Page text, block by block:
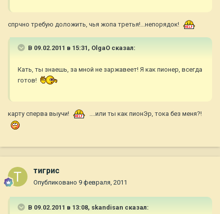
спрчно требую доложить, чья жопа третья!...непорядок!
В 09.02.2011 в 15:31, OlgaO сказал:
Кать, ты знаешь, за мной не заржавеет! Я как пионер, всегда
готов!
карту сперва выучи! ....или ты как пионЭр, тока без меня?!
тигрис
Опубликовано 9 февраля, 2011
В 09.02.2011 в 13:08, skandisan сказал: